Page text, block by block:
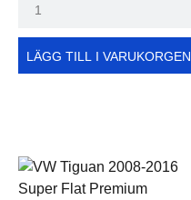
LÄGG TILL I VARUKORGEN